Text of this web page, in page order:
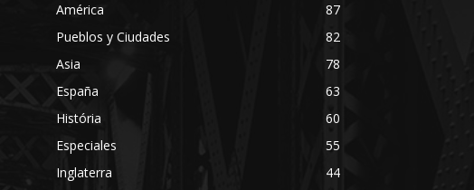
América
87
Pueblos y Ciudades
82
Asia
78
España
63
História
60
Especiales
55
Inglaterra
44